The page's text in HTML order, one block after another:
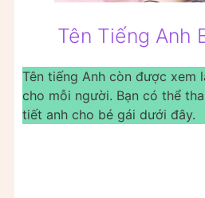
Tên Tiếng Anh
Tên tiếng Anh còn được xem
cho mỗi người. Bạn có thể
tiết anh cho bé gái dưới đây.